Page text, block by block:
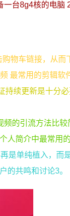
一台8g4核的电脑
物车链接，从而
最常用的剪辑软
持续更新是十分
频的引流方法比较
人简介中最常用
是单纯植入，而
的共鸣和讨论3。